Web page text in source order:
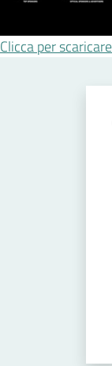
Clicca per